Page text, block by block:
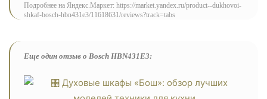
Подробнее на Яндекс.Маркет: https://market.yandex.ru/product--dukhovoi-
shkaf-bosch-hbn431e3/11618631/reviews?track=tabs
Еще один отзыв о Bosch HBN431E3: